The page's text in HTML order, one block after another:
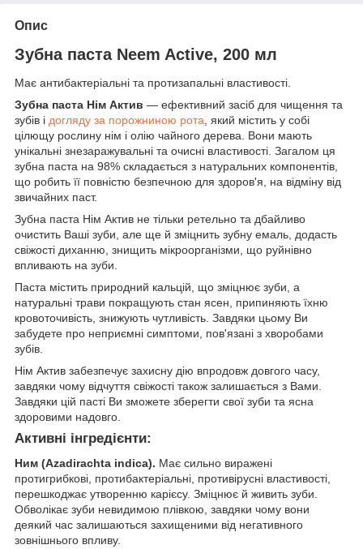
Опис
Зубна паста Neem Active, 200 мл
Має антибактеріальні та протизапальні властивості.
Зубна паста Нім Актив — ефективний засіб для чищення та
зубів і догляду за порожниною рота, який містить у собі
цілющу рослину нім і олію чайного дерева. Вони мають
унікальні знезаражувальні та очисні властивості. Загалом ця
зубна паста на 98% складається з натуральних компонентів,
що робить її повністю безпечною для здоров'я, на відміну від
звичайних паст.
Зубна паста Нім Актив не тільки ретельно та дбайливо
очистить Ваші зуби, але ще й зміцнить зубну емаль, додасть
свіжості диханню, знищить мікроорганізми, що руйнівно
впливають на зуби.
Паста містить природний кальцій, що зміцнює зуби, а
натуральні трави покращують стан ясен, припиняють їхню
кровоточивість, знижують чутливість. Завдяки цьому Ви
забудете про неприємні симптоми, пов'язані з хворобами
зубів.
Нім Актив забезпечує захисну дію впродовж довгого часу,
завдяки чому відчуття свіжості також залишається з Вами.
Завдяки цій пасті Ви зможете зберегти свої зуби та ясна
здоровими надовго.
Активні інгредієнти:
Ним (Azadirachta indica). Має сильно виражені
протигрибкові, протибактеріальні, противірусні властивості,
перешкоджає утворенню карієсу. Зміцнює й живить зуби.
Обволікає зуби невидимою плівкою, завдяки чому вони
деякий час залишаються захищеними від негативного
зовнішнього впливу.